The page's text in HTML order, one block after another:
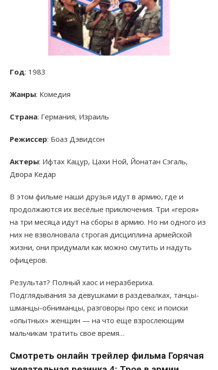
Год: 1983
Жанры: Комедия
Страна: Германия, Израиль
Режиссер: Боаз Дэвидсон
Актеры: Ифтах Кацур, Цахи Ной, Йонатан Сэгаль,
Двора Кедар
В этом фильме наши друзья идут в армию, где и
продолжаются их весёлые приключения. Три «героя»
на три месяца идут на сборы в армию. Но ни одного из
них не взволновала строгая дисциплина армейской
жизни, они придумали как можно смутить и надуть
офицеров.
Результат? Полный хаос и неразбериха.
Подглядывания за девушками в раздевалках, танцы-
шманцы-обниманцы, разговоры про секс и поиски
«опытных» женщин — на что еще взрослеющим
мальчикам тратить свое время…
Смотреть онлайн трейлер фильма Горячая